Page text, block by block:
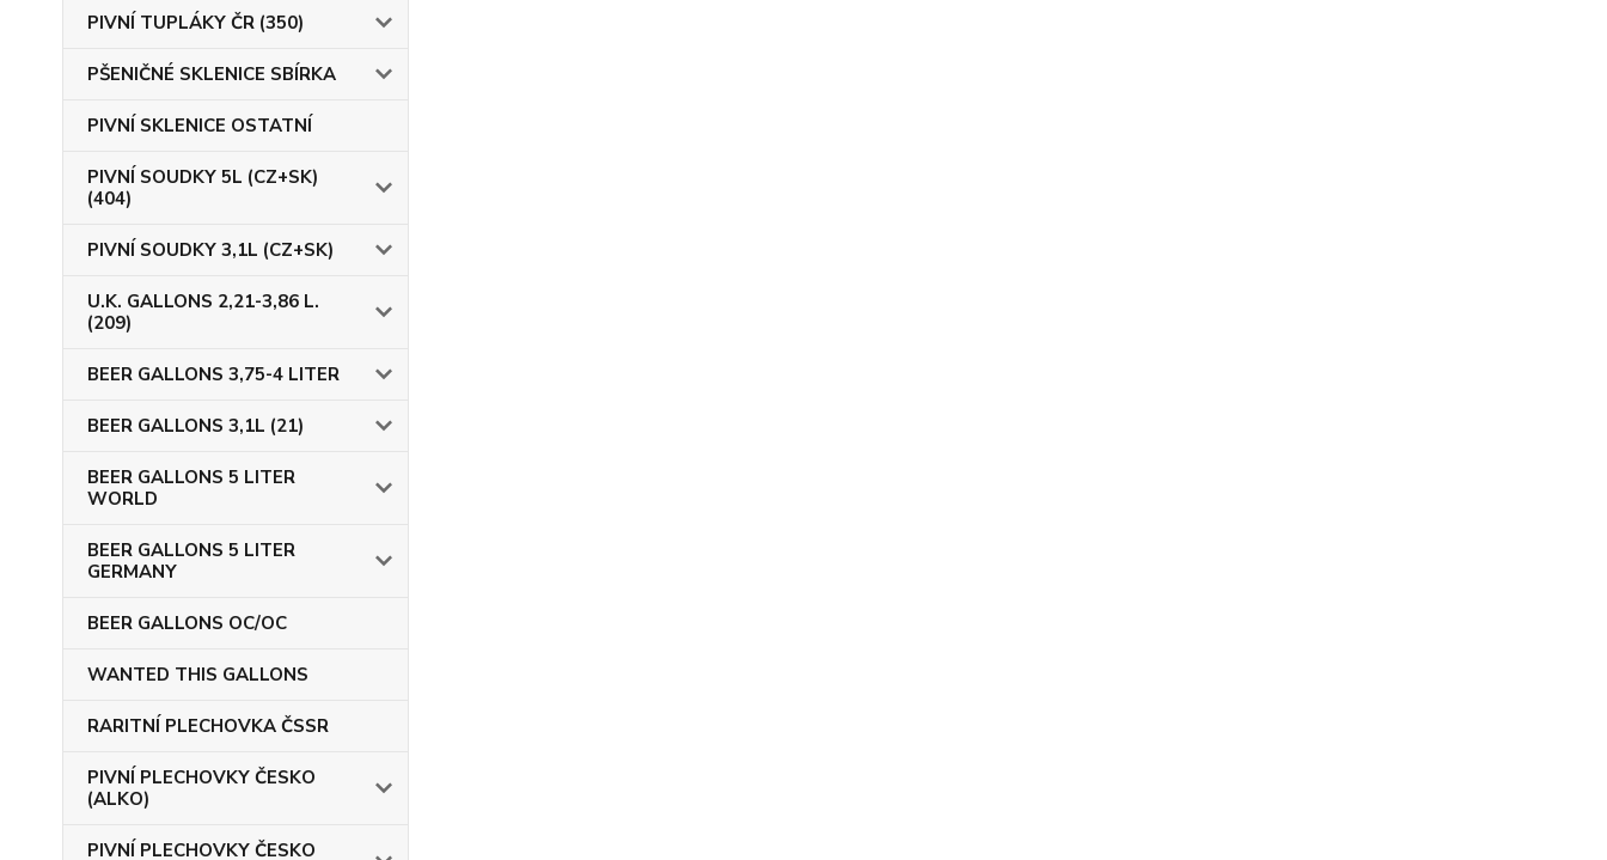
PIVNÍ TUPLÁKY ČR (350)
PŠENIČNÉ SKLENICE SBÍRKA
PIVNÍ SKLENICE OSTATNÍ
PIVNÍ SOUDKY 5L (CZ+SK)
(404)
PIVNÍ SOUDKY 3,1L (CZ+SK)
U.K. GALLONS 2,21-3,86 L.
(209)
BEER GALLONS 3,75-4 LITER
BEER GALLONS 3,1L (21)
BEER GALLONS 5 LITER
WORLD
BEER GALLONS 5 LITER
GERMANY
BEER GALLONS OC/OC
WANTED THIS GALLONS
RARITNÍ PLECHOVKA ČSSR
PIVNÍ PLECHOVKY ČESKO
(ALKO)
PIVNÍ PLECHOVKY ČESKO